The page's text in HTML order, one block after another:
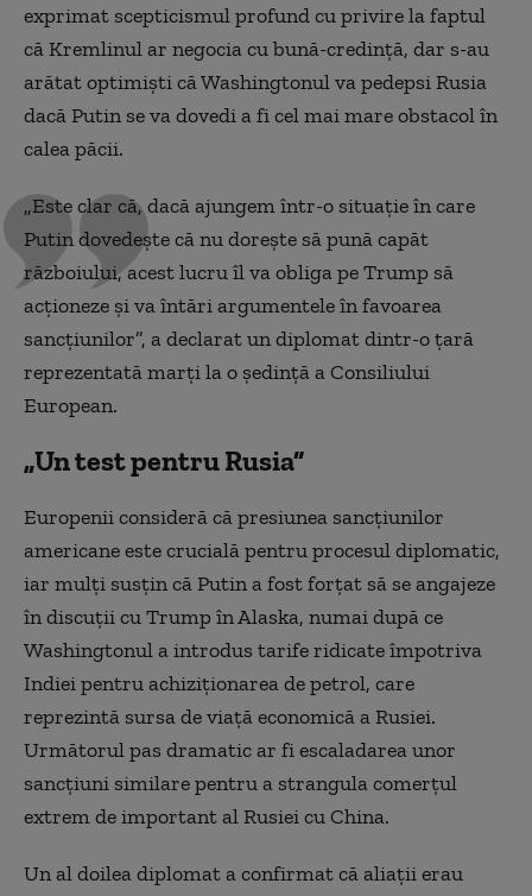
exprimat scepticismul profund cu privire la faptul
că Kremlinul ar negocia cu bună-credință, dar s-au
arătat optimiști că Washingtonul va pedepsi Rusia
dacă Putin se va dovedi a fi cel mai mare obstacol în
calea păcii.
„Este clar că, dacă ajungem într-o situație în care
Putin dovedește că nu dorește să pună capăt
războiului, acest lucru îl va obliga pe Trump să
acționeze și va întări argumentele în favoarea
sancțiunilor”, a declarat un diplomat dintr-o țară
reprezentată marți la o ședință a Consiliului
European.
„Un test pentru Rusia”
Europenii consideră că presiunea sancțiunilor
americane este crucială pentru procesul diplomatic,
iar mulți susțin că Putin a fost forțat să se angajeze
în discuții cu Trump în Alaska, numai după ce
Washingtonul a introdus tarife ridicate împotriva
Indiei pentru achiziționarea de petrol, care
reprezintă sursa de viață economică a Rusiei.
Următorul pas dramatic ar fi escaladarea unor
sancțiuni similare pentru a strangula comerțul
extrem de important al Rusiei cu China.
Un al doilea diplomat a confirmat că aliații erau